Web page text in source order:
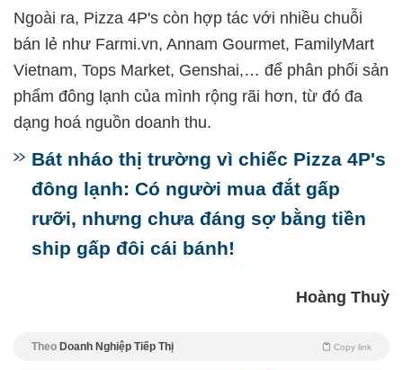
Ngoài ra, Pizza 4P's còn hợp tác với nhiều chuỗi
bán lẻ như Farmi.vn, Annam Gourmet, FamilyMart
Vietnam, Tops Market, Genshai,… để phân phối sản
phẩm đông lạnh của mình rộng rãi hơn, từ đó đa
dạng hoá nguồn doanh thu.
Bát nháo thị trường vì chiếc Pizza 4P's
đông lạnh: Có người mua đắt gấp
rưỡi, nhưng chưa đáng sợ bằng tiền
ship gấp đôi cái bánh!
Hoàng Thuỳ
Theo Doanh Nghiệp Tiếp Thị Copy link